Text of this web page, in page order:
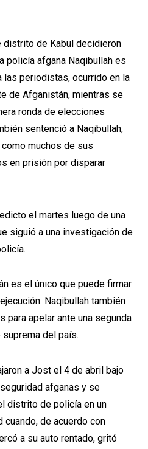
de Kabul decidieron
policía afgana Naqibullah es
las periodistas, ocurrido en la
de Afganistán, mientras se
ronda de elecciones
sentenció a Naqibullah,
muchos de sus
en prisión por disparar
el martes luego de una
siguió a una investigación de
es el único que puede firmar
Naqibullah también
para apelar ante una segunda
del país.
a Jost el 4 de abril bajo
afganas y se
distrito de policía en un
cuando, de acuerdo con
a su auto rentado, gritó